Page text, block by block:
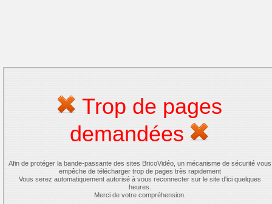
Trop de pages
demandées
Afin de protéger la bande-passante des sites BricoVidéo, un mécanisme de sécurité vous
empêche de télécharger trop de pages très rapidement
Vous serez automatiquement autorisé à vous reconnecter sur le site d'ici quelques
heures.
Merci de votre compréhension.